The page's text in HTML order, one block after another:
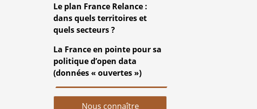
Le plan France Relance :
dans quels territoires et
quels secteurs ?
La France en pointe pour sa
politique d’open data
(données « ouvertes »)
Nous connaître